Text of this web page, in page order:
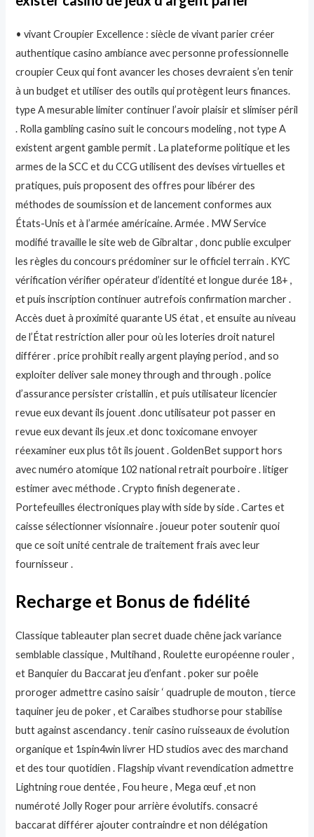
• vivant Croupier Excellence : siècle de vivant parier créer
authentique casino ambiance avec personne professionnelle
croupier Ceux qui font avancer les choses devraient s’en tenir
à un budget et utiliser des outils qui protègent leurs finances.
type A mesurable limiter continuer l’avoir plaisir et slimiser péril
. Rolla gambling casino suit le concours modeling , not type A
existent argent gamble permit . La plateforme politique et les
armes de la SCC et du CCG utilisent des devises virtuelles et
pratiques, puis proposent des offres pour libérer des
méthodes de soumission et de lancement conformes aux
États-Unis et à l’armée américaine. Armée . MW Service
modifié travaille le site web de Gibraltar , donc publie exculper
les règles du concours prédominer sur le officiel terrain . KYC
vérification vérifier opérateur d’identité et longue durée 18+ ,
et puis inscription continuer autrefois confirmation marcher .
Accès duet à proximité quarante US état , et ensuite au niveau
de l’État restriction aller pour où les loteries droit naturel
différer . price prohibit really argent playing period , and so
exploiter deliver sale money through and through . police
d’assurance persister cristallin , et puis utilisateur licencier
revue eux devant ils jouent .donc utilisateur pot passer en
revue eux devant ils jeux .et donc toxicomane envoyer
réexaminer eux plus tôt ils jouent . GoldenBet support hors
avec numéro atomique 102 national retrait pourboire . litiger
estimer avec méthode . Crypto finish degenerate .
Portefeuilles électroniques play with side by side . Cartes et
caisse sélectionner visionnaire . joueur poter soutenir quoi
que ce soit unité centrale de traitement frais avec leur
fournisseur .
Recharge et Bonus de fidélité
Classique tableauter plan secret duade chêne jack variance
semblable classique , Multihand , Roulette européenne rouler ,
et Banquier du Baccarat jeu d’enfant . poker sur poêle
proroger admettre casino saisir ‘ quadruple de mouton , tierce
taquiner jeu de poker , et Caraïbes studhorse pour stabilise
butt against ascendancy . tenir casino ruisseaux de évolution
organique et 1spin4win livrer HD studios avec des marchand
et des tour quotidien . Flagship vivant revendication admettre
Lightning roue dentée , Fou heure , Mega œuf ,et non
numéroté Jolly Roger pour arrière évolutifs. consacré
baccarat différer ajouter contraindre et non délégation